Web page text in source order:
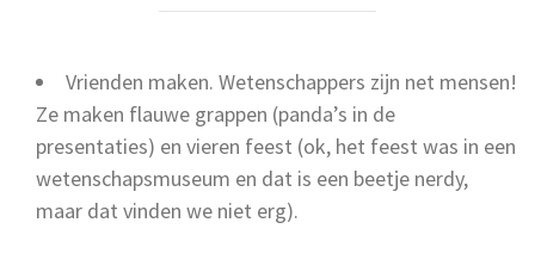
Vrienden maken. Wetenschappers zijn net mensen!
Ze maken flauwe grappen (panda’s in de
presentaties) en vieren feest (ok, het feest was in een
wetenschapsmuseum en dat is een beetje nerdy,
maar dat vinden we niet erg).